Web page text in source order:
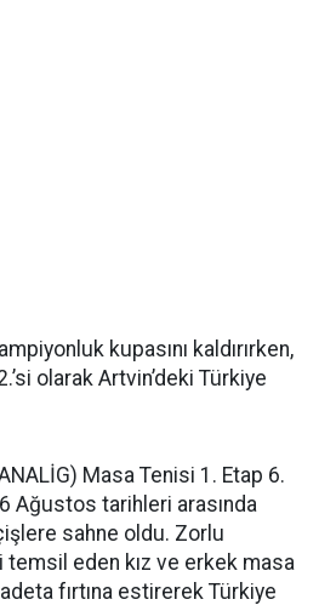
kupasını kaldırırken,
olarak Artvin’deki Türkiye
Masa Tenisi 1. Etap 6.
Ağustos tarihleri arasında
sahne oldu. Zorlu
temsil eden kız ve erkek masa
fırtına estirerek Türkiye